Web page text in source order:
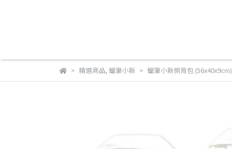
精選商品, 蠟筆小新 蠟筆小新側背包 (56x40x9cm)